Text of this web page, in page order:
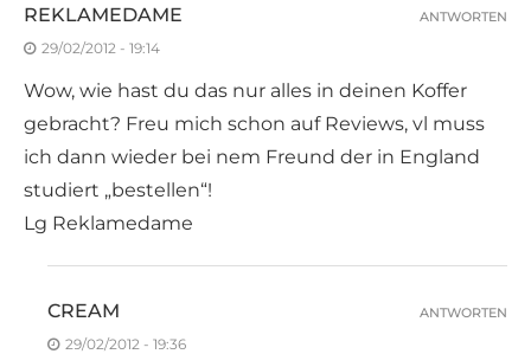
REKLAMEDAME
29/02/2012 - 19:14
Wow, wie hast du das nur alles in deinen Koffer
gebracht? Freu mich schon auf Reviews, vl muss
ich dann wieder bei nem Freund der in England
studiert „bestellen“!
Lg Reklamedame
ANTWORTEN
CREAM
29/02/2012 - 19:36
ANTWORTEN